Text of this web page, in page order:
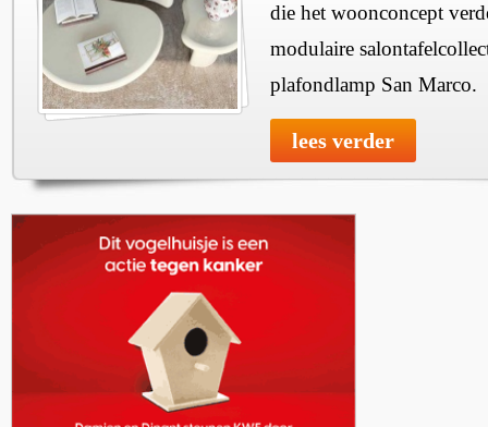
die het woonconcept
modulaire
plafondlamp San Marco.
lees verder